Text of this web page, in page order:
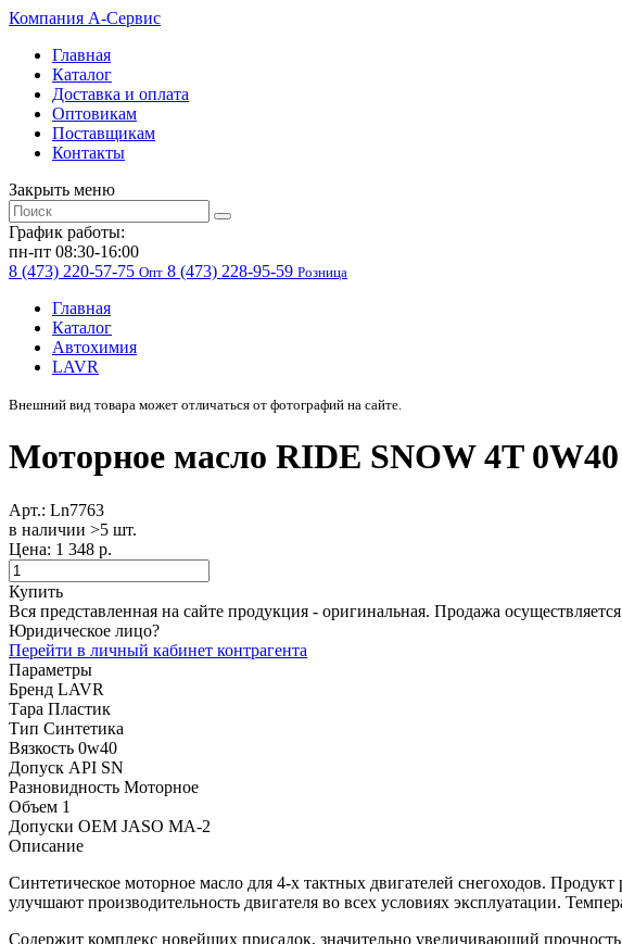
Компания A-Cервис
Главная
Каталог
Доставка и оплата
Оптовикам
Поставщикам
Контакты
Закрыть меню
График работы:
пн-пт 08:30-16:00
8 (473) 220-57-75 Опт 8 (473) 228-95-59 Розница
Главная
Каталог
Автохимия
LAVR
Внешний вид товара может отличаться от фотографий на сайте.
Моторное масло RIDE SNOW 4T
Арт.: Ln7763
в наличии >5 шт. ​
Цена: 1 348 р.
Купить
Вся представленная на сайте продукция - оригинальная. Продажа
Юридическое лицо?
Перейти в личный кабинет контрагента
Параметры
Бренд LAVR
Тара Пластик
Тип Синтетика
Вязкость 0w40
Допуск API SN
Разновидность Моторное
Объем 1
Допуски OEM JASO MA-2
Описание
Cинтетическое моторное масло для 4-х тактных двигателей снегоходов.
улучшают производительность двигателя во всех условиях эксплуатации.
Содержит комплекс новейших присадок, значительно увеличивающий